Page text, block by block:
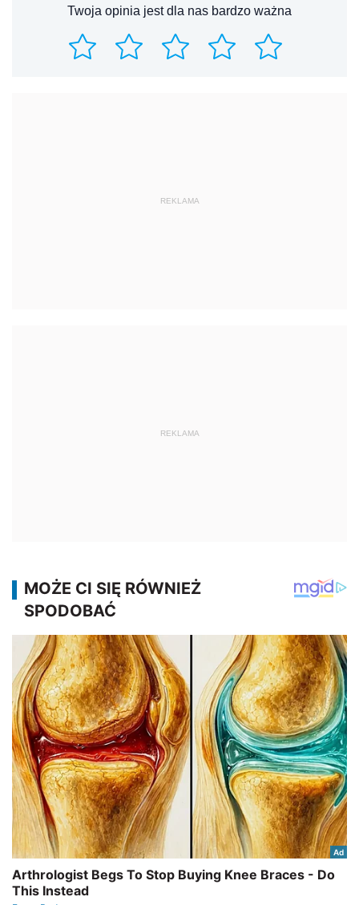
Twoja opinia jest dla nas bardzo ważna
REKLAMA
REKLAMA